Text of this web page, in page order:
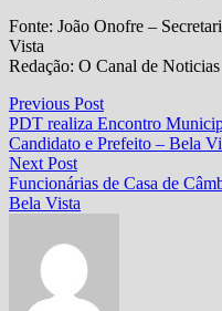
Fonte: João Onofre –
Vista
Redação: O Canal de Noticias
Navegação
de
Post
Previous PostPrevious
post:
PDT realiza Encontro
Candidato e Prefeito – Bela
Next PostNext
post:
Funcionárias de Casa de
Bela Vista